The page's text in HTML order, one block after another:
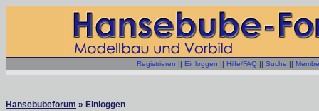
Registrieren || Einloggen || Hilfe/FAQ || Suche ||
Hansebubeforum » Einloggen